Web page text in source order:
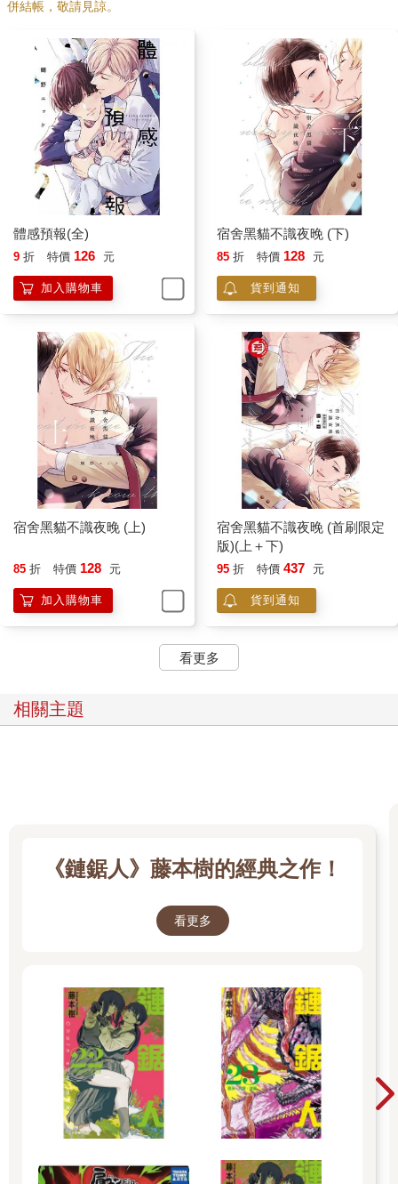
併結帳，敬請見諒。
體感預報(全)
9 折 特價 126 元
加入購物車
宿舍黑貓不識夜晚 (下)
85 折 特價 128 元
貨到通知
宿舍黑貓不識夜晚 (上)
85 折 特價 128 元
加入購物車
宿舍黑貓不識夜晚 (首刷限定
版)(上＋下)
95 折 特價 437 元
貨到通知
看更多
相關主題
《鏈鋸人》藤本樹的經典之作！
看更多